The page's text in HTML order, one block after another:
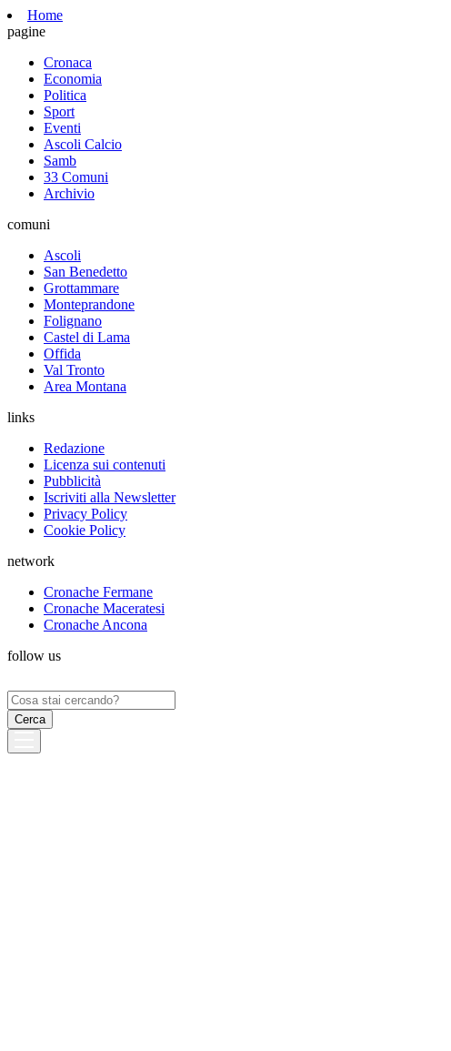
Home
pagine
Cronaca
Economia
Politica
Sport
Eventi
Ascoli Calcio
Samb
33 Comuni
Archivio
comuni
Ascoli
San Benedetto
Grottammare
Monteprandone
Folignano
Castel di Lama
Offida
Val Tronto
Area Montana
links
Redazione
Licenza sui contenuti
Pubblicità
Iscriviti alla Newsletter
Privacy Policy
Cookie Policy
network
Cronache Fermane
Cronache Maceratesi
Cronache Ancona
follow us
Ricerca
per: